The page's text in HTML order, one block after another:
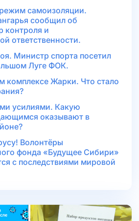
самоизоляции.
сообщил об
контроля и
ответственности.
Министр спорта посетил
Луге ФОК.
комплексе Жарки. Что стало
усилиями. Какую
оказывают в
Волонтёры
фонда «Будущее Сибири»
с последствиями мировой